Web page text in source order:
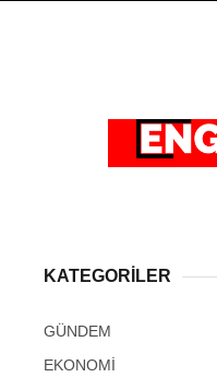
KATEGORİLER
GÜNDEM
EKONOMİ